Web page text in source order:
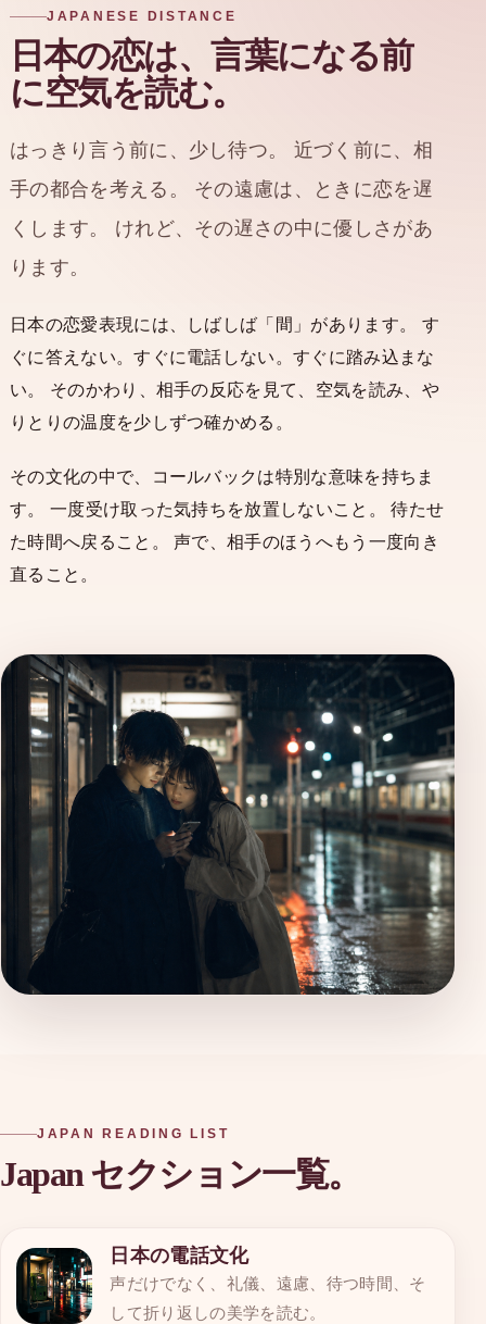
JAPANESE DISTANCE
日本の恋は、言葉になる前
に空気を読む。
はっきり言う前に、少し待つ。 近づく前に、相
手の都合を考える。 その遠慮は、ときに恋を遅
くします。 けれど、その遅さの中に優しさがあ
ります。
日本の恋愛表現には、しばしば「間」があります。 す
ぐに答えない。すぐに電話しない。すぐに踏み込まな
い。 そのかわり、相手の反応を見て、空気を読み、や
りとりの温度を少しずつ確かめる。
その文化の中で、コールバックは特別な意味を持ちま
す。 一度受け取った気持ちを放置しないこと。 待たせ
た時間へ戻ること。 声で、相手のほうへもう一度向き
直ること。
JAPAN READING LIST
Japan セクション一覧。
日本の電話文化
声だけでなく、礼儀、遠慮、待つ時間、そ
して折り返しの美学を読む。